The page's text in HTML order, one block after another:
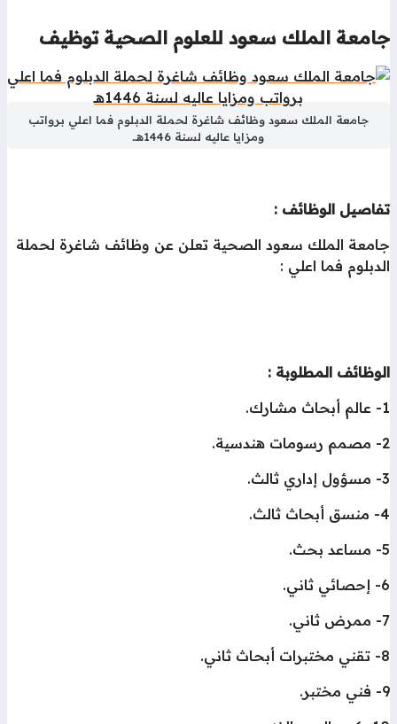
الملك سعود للعلوم الصحية توظيف
جامعة الملك سعود وظائف شاغرة لحملة الدبلوم فما اعلي برواتب
ومزايا عاليه لسنة 1446هــ
الوظائف :
الملك سعود الصحية تعلن عن وظائف شاغرة لحملة
فما اعلي :
المطلوبة :